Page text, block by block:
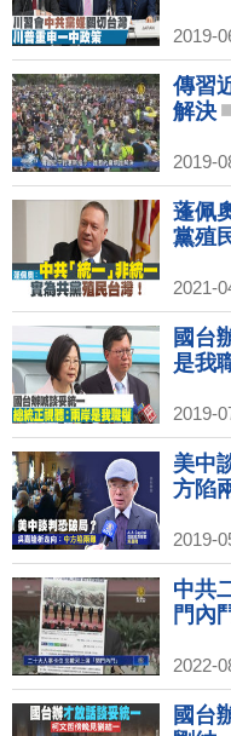
2019-
傳習
解決
2019-
蓬佩
黨殖
2021-
國台
是我
2019-
美中
方陷
2019-
中共
門內
2022-
國台